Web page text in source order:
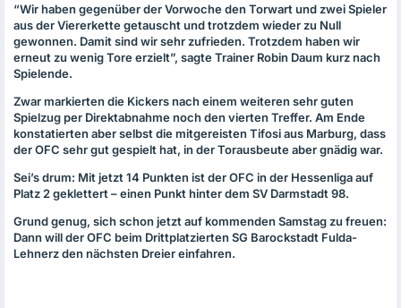
“Wir haben gegenüber der Vorwoche den Torwart und zwei Spieler
aus der Viererkette getauscht und trotzdem wieder zu Null
gewonnen. Damit sind wir sehr zufrieden. Trotzdem haben wir
erneut zu wenig Tore erzielt”, sagte Trainer Robin Daum kurz nach
Spielende.
Zwar markierten die Kickers nach einem weiteren sehr guten
Spielzug per Direktabnahme noch den vierten Treffer. Am Ende
konstatierten aber selbst die mitgereisten Tifosi aus Marburg, dass
derOFC sehr gut gespielt hat, in der Torausbeute aber gnädig war.
Sei’s drum: Mit jetzt 14 Punkten ist derOFC in der Hessenliga auf
Platz 2 geklettert – einen Punkt hinter dem SV Darmstadt 98.
Grund genug, sich schon jetzt auf kommenden Samstag zu freuen:
Dann will derOFC beim Drittplatzierten SG Barockstadt Fulda-
Lehnerz den nächsten Dreier einfahren.